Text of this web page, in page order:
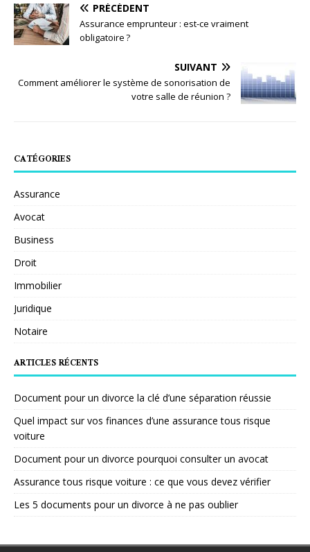
PRÉCÉDENT
Assurance emprunteur : est-ce vraiment
obligatoire ?
SUIVANT
Comment améliorer le système de sonorisation de
votre salle de réunion ?
CATÉGORIES
Assurance
Avocat
Business
Droit
Immobilier
Juridique
Notaire
ARTICLES RÉCENTS
Document pour un divorce la clé d’une séparation réussie
Quel impact sur vos finances d’une assurance tous risque
voiture
Document pour un divorce pourquoi consulter un avocat
Assurance tous risque voiture : ce que vous devez vérifier
Les 5 documents pour un divorce à ne pas oublier